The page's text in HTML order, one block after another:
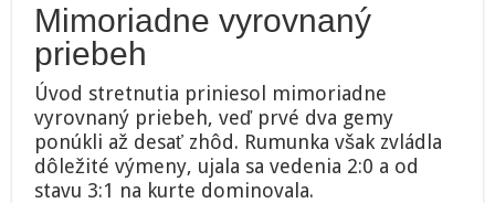
Mimoriadne vyrovnaný
priebeh
Úvod stretnutia priniesol mimoriadne
vyrovnaný priebeh, veď prvé dva gemy
ponúkli až desať zhôd. Rumunka však zvládla
dôležité výmeny, ujala sa vedenia 2:0 a od
stavu 3:1 na kurte dominovala.